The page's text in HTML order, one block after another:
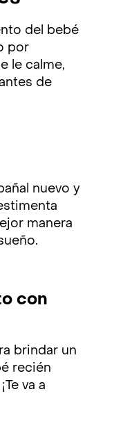
del bebé
por
le calme,
de
nuevo y
manera
con
brindar un
recién
va a